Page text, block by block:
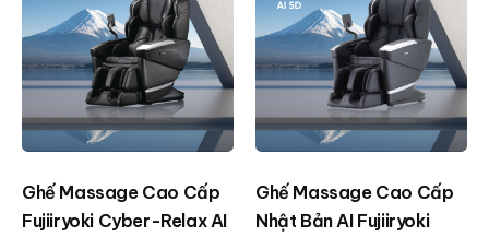
Ghế Massage Cao Cấp
Fujiiryoki Cyber-Relax AI
Ghế Massage Cao Cấp
Nhật Bản AI Fujiiryoki